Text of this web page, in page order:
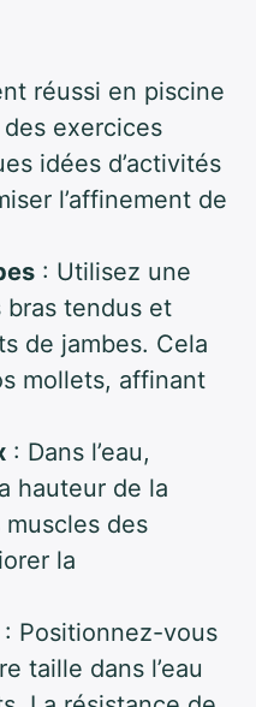
réussi en piscine
exercices
idées d’activités
l’affinement de
: Utilisez une
tendus et
de jambes. Cela
mollets, affinant
: Dans l’eau,
hauteur de la
des
la
: Positionnez-vous
taille dans l’eau